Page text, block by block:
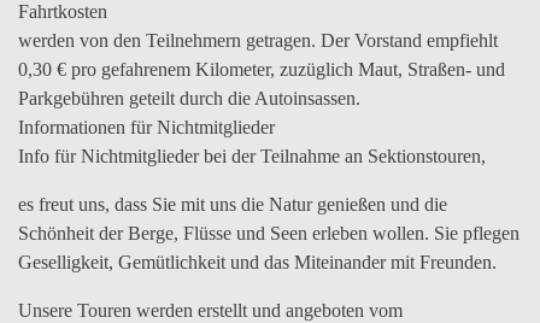
Fahrtkosten
werden von den Teilnehmern getragen. Der Vorstand empfiehlt
0,30 € pro gefahrenem Kilometer, zuzüglich Maut, Straßen- und
Parkgebühren geteilt durch die Autoinsassen.
Informationen für Nichtmitglieder
Info für Nichtmitglieder bei der Teilnahme an Sektionstouren,
es freut uns, dass Sie mit uns die Natur genießen und die
Schönheit der Berge, Flüsse und Seen erleben wollen. Sie pflegen
Geselligkeit, Gemütlichkeit und das Miteinander mit Freunden.
Unsere Touren werden erstellt und angeboten vom